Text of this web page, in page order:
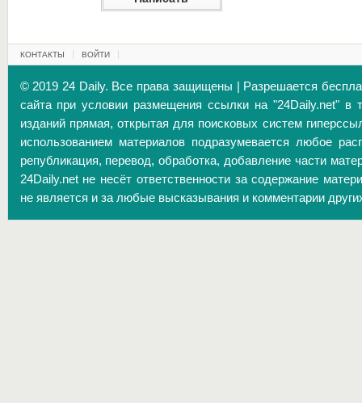
КОНТАКТЫ ВОЙТИ
© 2019 24 Daily. Все права защищены | Разрешается
сайта при условии размещения ссылки на "24Daily.net" в
изданий прямая, открытая для поисковых систем
использованием материалов подразумевается любое
републикация, перевод, обработка, добавление части
24Daily.net не несёт ответственности за содержание
не является и за любые высказывания и комментарии